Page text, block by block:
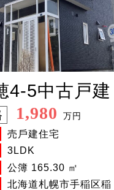
4-5中古戸建
1,980 万円
売戶建住宅
3LDK
公簿 165.30 ㎡
北海道札幌市手稲区稲